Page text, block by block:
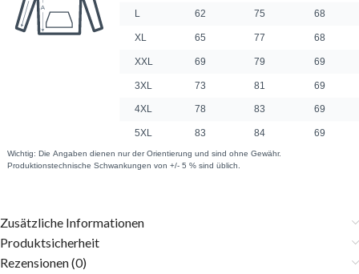
Zusätzliche Informationen
Produktsicherheit
Rezensionen (0)